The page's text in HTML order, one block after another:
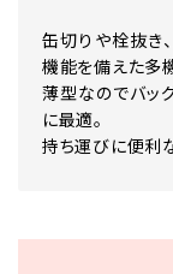
缶切りや栓抜き
機能を備えた多
薄型なのでバッ
に最適。
持ち運びに便利